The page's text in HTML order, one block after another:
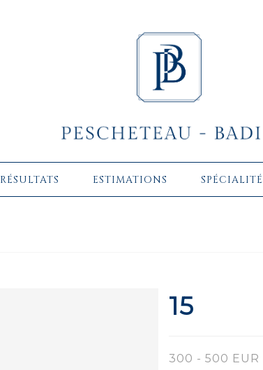
RÉSULTATS ESTIMATIONS
15
300 - 500 EUR